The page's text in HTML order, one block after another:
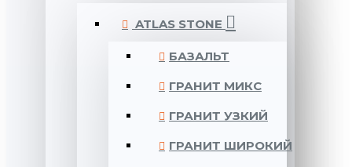
ATLAS STONE
БАЗАЛЬТ
ГРАНИТ МИКС
ГРАНИТ УЗКИЙ
ГРАНИТ ШИРОКИЙ